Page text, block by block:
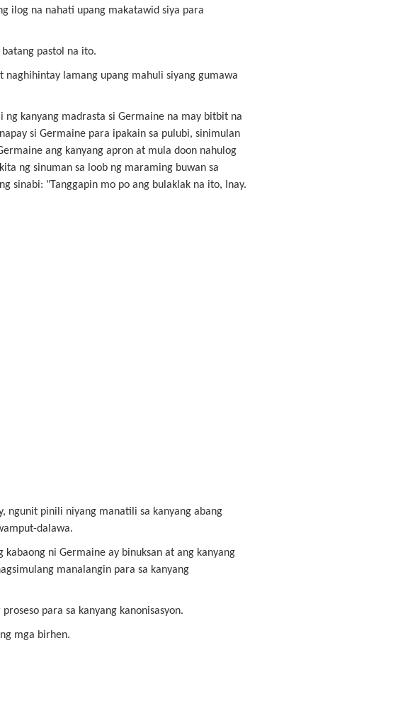
ilog na nahati upang makatawid siya para
pastol na ito.
lamang upang mahuli siyang gumawa
ng kanyang madrasta si Germaine na may bitbit na
si Germaine para ipakain sa pulubi, sinimulan
ang kanyang apron at mula doon nahulog
ng sinuman sa loob ng maraming buwan sa
sinabi: "Tanggapin mo po ang bulaklak na ito, Inay.
ngunit pinili niyang manatili sa kanyang abang
dalawa.
ni Germaine ay binuksan at ang kanyang
manalangin para sa kanyang
para sa kanyang kanonisasyon.
mga birhen.